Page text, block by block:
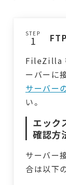
STEP
FileZilla
ーバーに
サーバー
い。
エック
確認方
サーバー
合は以下